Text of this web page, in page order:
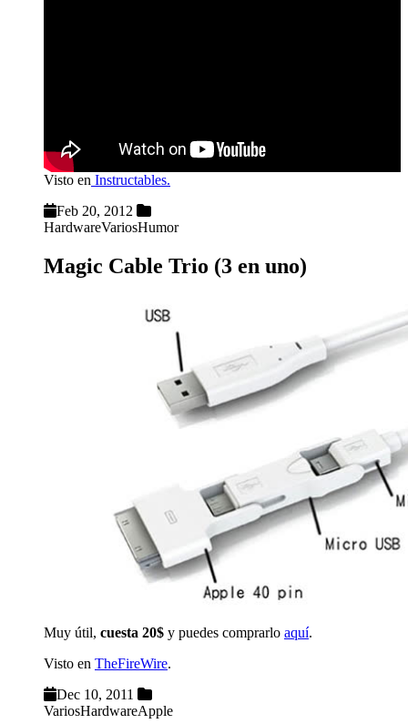
Visto en Instructables.
Feb 20, 2012
HardwareVariosHumor
Magic Cable Trio (3 en uno)
Muy útil, cuesta 20$ y puedes comprarlo aquí.
Visto en TheFireWire.
Dec 10, 2011
VariosHardwareApple